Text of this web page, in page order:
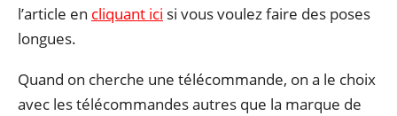
l’article en cliquant ici si vous voulez faire des poses
longues.
Quand on cherche une télécommande, on a le choix
avec les télécommandes autres que la marque de